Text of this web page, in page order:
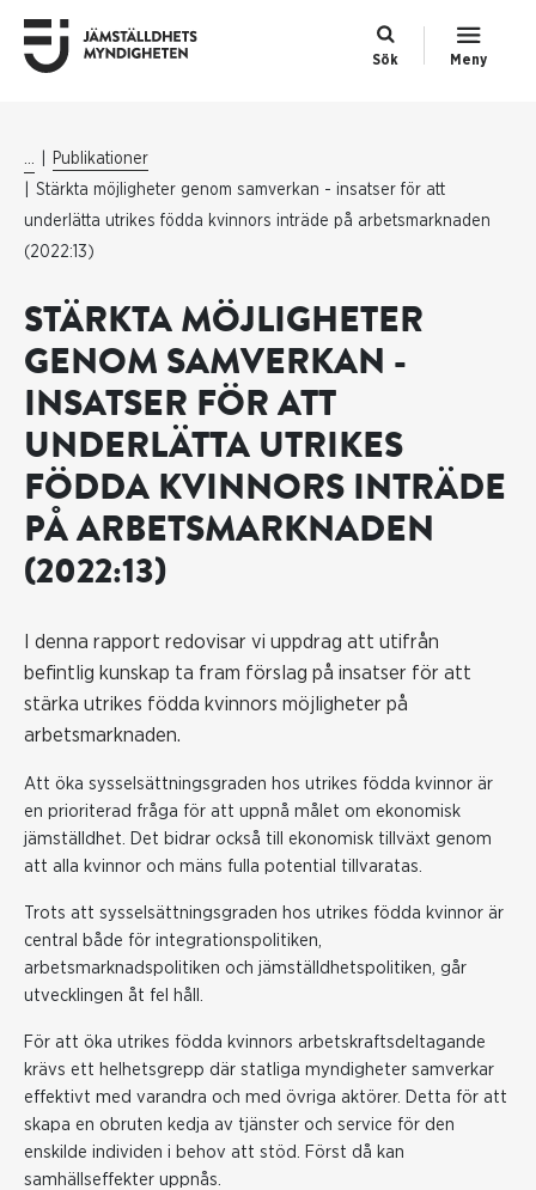
Sök Meny
...
Publikationer
Stärkta möjligheter genom samverkan - insatser för att
underlätta utrikes födda kvinnors inträde på arbetsmarknaden
(2022:13)
STÄRKTA MÖJLIGHETER
GENOM SAMVERKAN -
INSATSER FÖR ATT
UNDERLÄTTA UTRIKES
FÖDDA KVINNORS INTRÄDE
PÅ ARBETSMARKNADEN
(2022:13)
I denna rapport redovisar vi uppdrag att utifrån
befintlig kunskap ta fram förslag på insatser för att
stärka utrikes födda kvinnors möjligheter på
arbetsmarknaden.
Att öka sysselsättningsgraden hos utrikes födda kvinnor är
en prioriterad fråga för att uppnå målet om ekonomisk
jämställdhet. Det bidrar också till ekonomisk tillväxt genom
att alla kvinnor och mäns fulla potential tillvaratas.
Trots att sysselsättningsgraden hos utrikes födda kvinnor är
central både för integrationspolitiken,
arbetsmarknadspolitiken och jämställdhetspolitiken, går
utvecklingen åt fel håll.
För att öka utrikes födda kvinnors arbetskraftsdeltagande
krävs ett helhetsgrepp där statliga myndigheter samverkar
effektivt med varandra och med övriga aktörer. Detta för att
skapa en obruten kedja av tjänster och service för den
enskilde individen i behov att stöd. Först då kan
samhällseffekter uppnås.